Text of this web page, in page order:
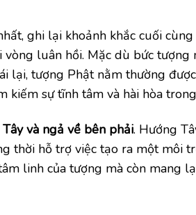
ghi lại khoảnh khắc cuối
luân hồi. Mặc dù bức tượng
lại, tượng Phật nằm thường
kiếm sự tĩnh tâm và hài hòa
và ngả về bên phải. Hướng
thời hỗ trợ việc tạo ra một môi
linh của tượng mà còn mang